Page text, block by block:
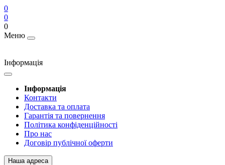
0
0
0
Меню
Інформація
Інформація
Контакти
Доставка та оплата
Гарантія та повернення
Політика конфіденційності
Про нас
Договір публічної оферти
Наша адреса